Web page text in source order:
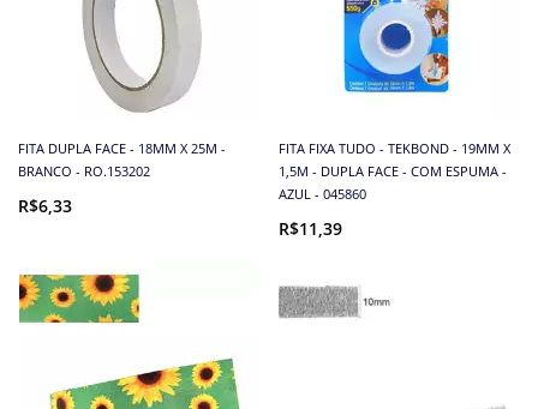
FITA DUPLA FACE - 18MM X 25M -
BRANCO - RO.153202
R$6,33
FITA FIXA TUDO - TEKBOND - 19MM X
1,5M - DUPLA FACE - COM ESPUMA -
AZUL - 045860
R$11,39